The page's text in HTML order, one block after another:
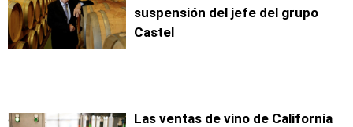
suspensión del jefe del grupo
Castel
Las ventas de vino de California